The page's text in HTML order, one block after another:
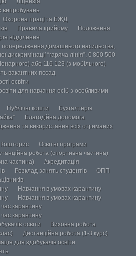
Ліцензія
випробувань
Охорона праці та БЖД
Правила прийому
Положення
відділення
попередження домашнього насильства,
дискримінації “гаряча лінія”, 0 800 500
або 116 123 (з мобільного)
вакантних посад
освіти
для навчання осіб з особливими
Публічні кошти
Бухгалтерія
Благодійна допомога
та використання всіх отриманих
Кошторис
Освітні програми
робота (спортивна частина)
частина)
Акредитація
Розклад занять студентів
ОПП
Навчання в умовах карантину
Навчання в умовах карантину
карантину
карантину
освіти
Виховна робота
Дистанційна робота (1-3 курс)
для здобувачів освіти